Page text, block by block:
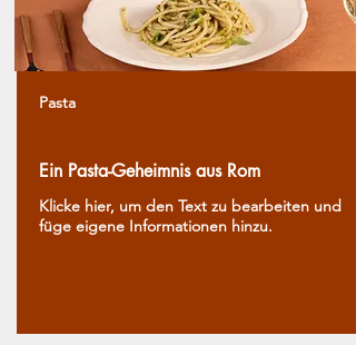
Pasta
Ein Pasta-Geheimnis aus Rom
Klicke hier, um den Text zu bearbeiten und
füge eigene Informationen hinzu.